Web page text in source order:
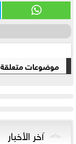
موضوعات متعلقة
آخر الأخبار